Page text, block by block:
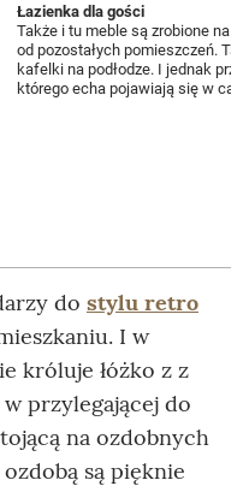
Łazienka dla gości
Także i tu meble są zrobione na
od pozostałych pomieszczeń.
kafelki na podłodze. I jednak
którego echa pojawiają się w
do stylu retro
I w
króluje łóżko z z
przylegającej do
na ozdobnych
są pięknie